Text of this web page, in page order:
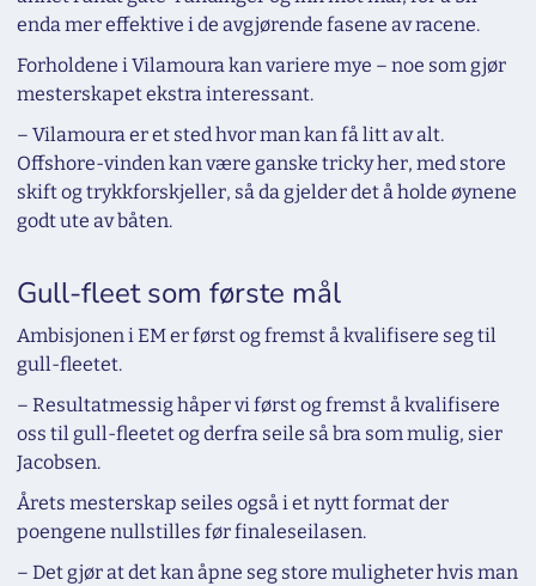
enda mer effektive i de avgjørende fasene av racene.
Forholdene i Vilamoura kan variere mye – noe som gjør
mesterskapet ekstra interessant.
– Vilamoura er et sted hvor man kan få litt av alt.
Offshore-vinden kan være ganske tricky her, med store
skift og trykkforskjeller, så da gjelder det å holde øynene
godt ute av båten.
Gull-fleet som første mål
Ambisjonen i EM er først og fremst å kvalifisere seg til
gull-fleetet.
– Resultatmessig håper vi først og fremst å kvalifisere
oss til gull-fleetet og derfra seile så bra som mulig, sier
Jacobsen.
Årets mesterskap seiles også i et nytt format der
poengene nullstilles før finaleseilasen.
– Det gjør at det kan åpne seg store muligheter hvis man